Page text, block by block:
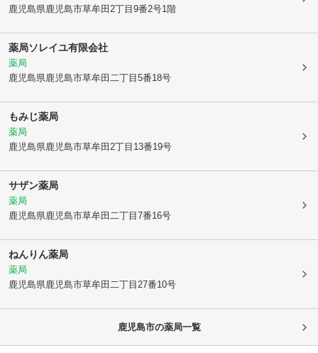
鹿児島県鹿児島市草牟田2丁目9番2号1階
薬局ソレイユ有限会社
薬局
鹿児島県鹿児島市草牟田二丁目5番18号
もみじ薬局
薬局
鹿児島県鹿児島市草牟田2丁目13番19号
サザン薬局
薬局
鹿児島県鹿児島市草牟田二丁目7番16号
ねんりん薬局
薬局
鹿児島県鹿児島市草牟田二丁目27番10号
鹿児島市の薬局一覧